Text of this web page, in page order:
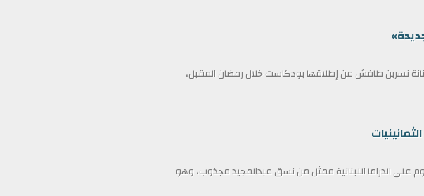
نسرين طافش عن إطلاقها بودكاست خلال رمضان المقبل،
على الدراما اللبنانية ممثل من نسق عبدالمجيد مجذوب، وهو